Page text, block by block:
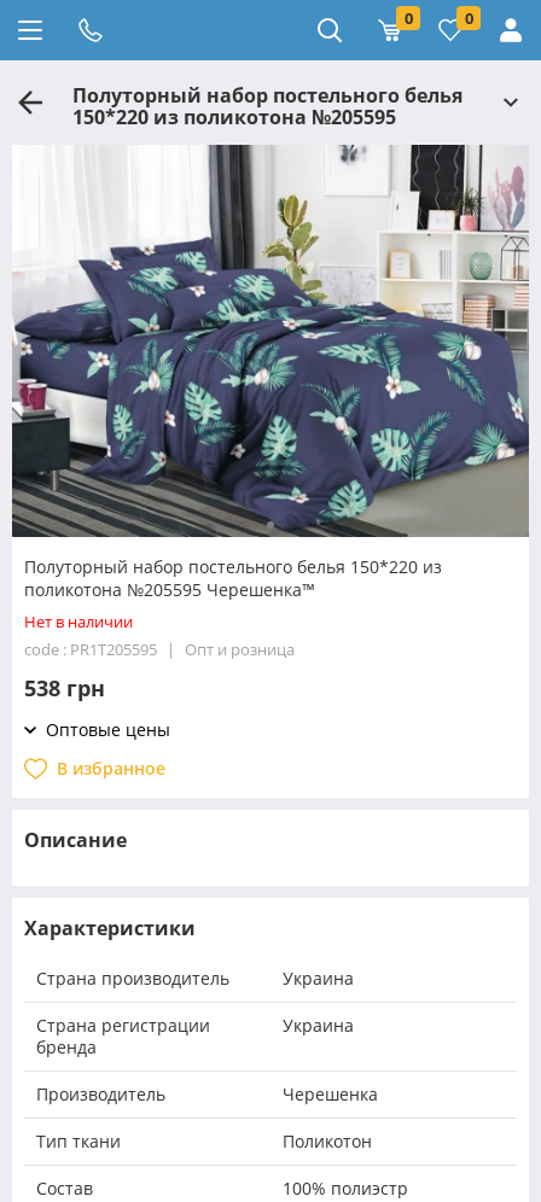
0 0
Полуторный набор постельного белья
150*220 из поликотона №205595
Полуторный набор постельного белья 150*220 из
поликотона №205595 Черешенка™
Нет в наличии
code : PR1T205595
Опт и розница
538 грн
Оптовые цены
В избранное
Описание
Характеристики
Страна производитель Украина
Страна регистрации
бренда
Украина
Производитель Черешенка
Тип ткани Поликотон
Состав 100% полиэстр